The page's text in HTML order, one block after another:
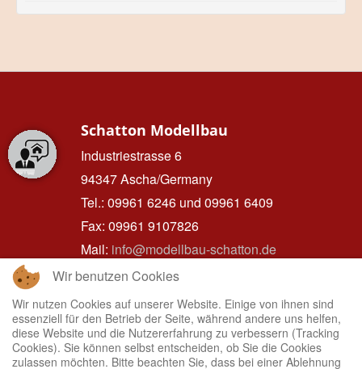
Schatton Modellbau
Industriestrasse 6
94347 Ascha/Germany
Tel.: 09961 6246 und 09961 6409
Fax: 09961 9107826
Mail: info@modellbau-schatton.de
Hinweise zum Datenschutz
IMPRESSUM
Wir benutzen Cookies
Wir nutzen Cookies auf unserer Website. Einige von ihnen sind
essenziell für den Betrieb der Seite, während andere uns helfen,
diese Website und die Nutzererfahrung zu verbessern (Tracking
Cookies). Sie können selbst entscheiden, ob Sie die Cookies
zulassen möchten. Bitte beachten Sie, dass bei einer Ablehnung